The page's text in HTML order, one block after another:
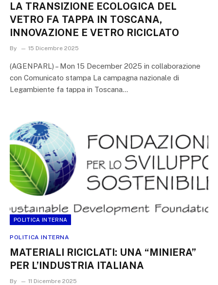
LA TRANSIZIONE ECOLOGICA DEL
VETRO FA TAPPA IN TOSCANA,
INNOVAZIONE E VETRO RICICLATO
By 15 Dicembre 2025
(AGENPARL) – Mon 15 December 2025 in collaborazione
con Comunicato stampa La campagna nazionale di
Legambiente fa tappa in Toscana…
POLITICA INTERNA
POLITICA INTERNA
MATERIALI RICICLATI: UNA “MINIERA”
PER L’INDUSTRIA ITALIANA
By 11 Dicembre 2025